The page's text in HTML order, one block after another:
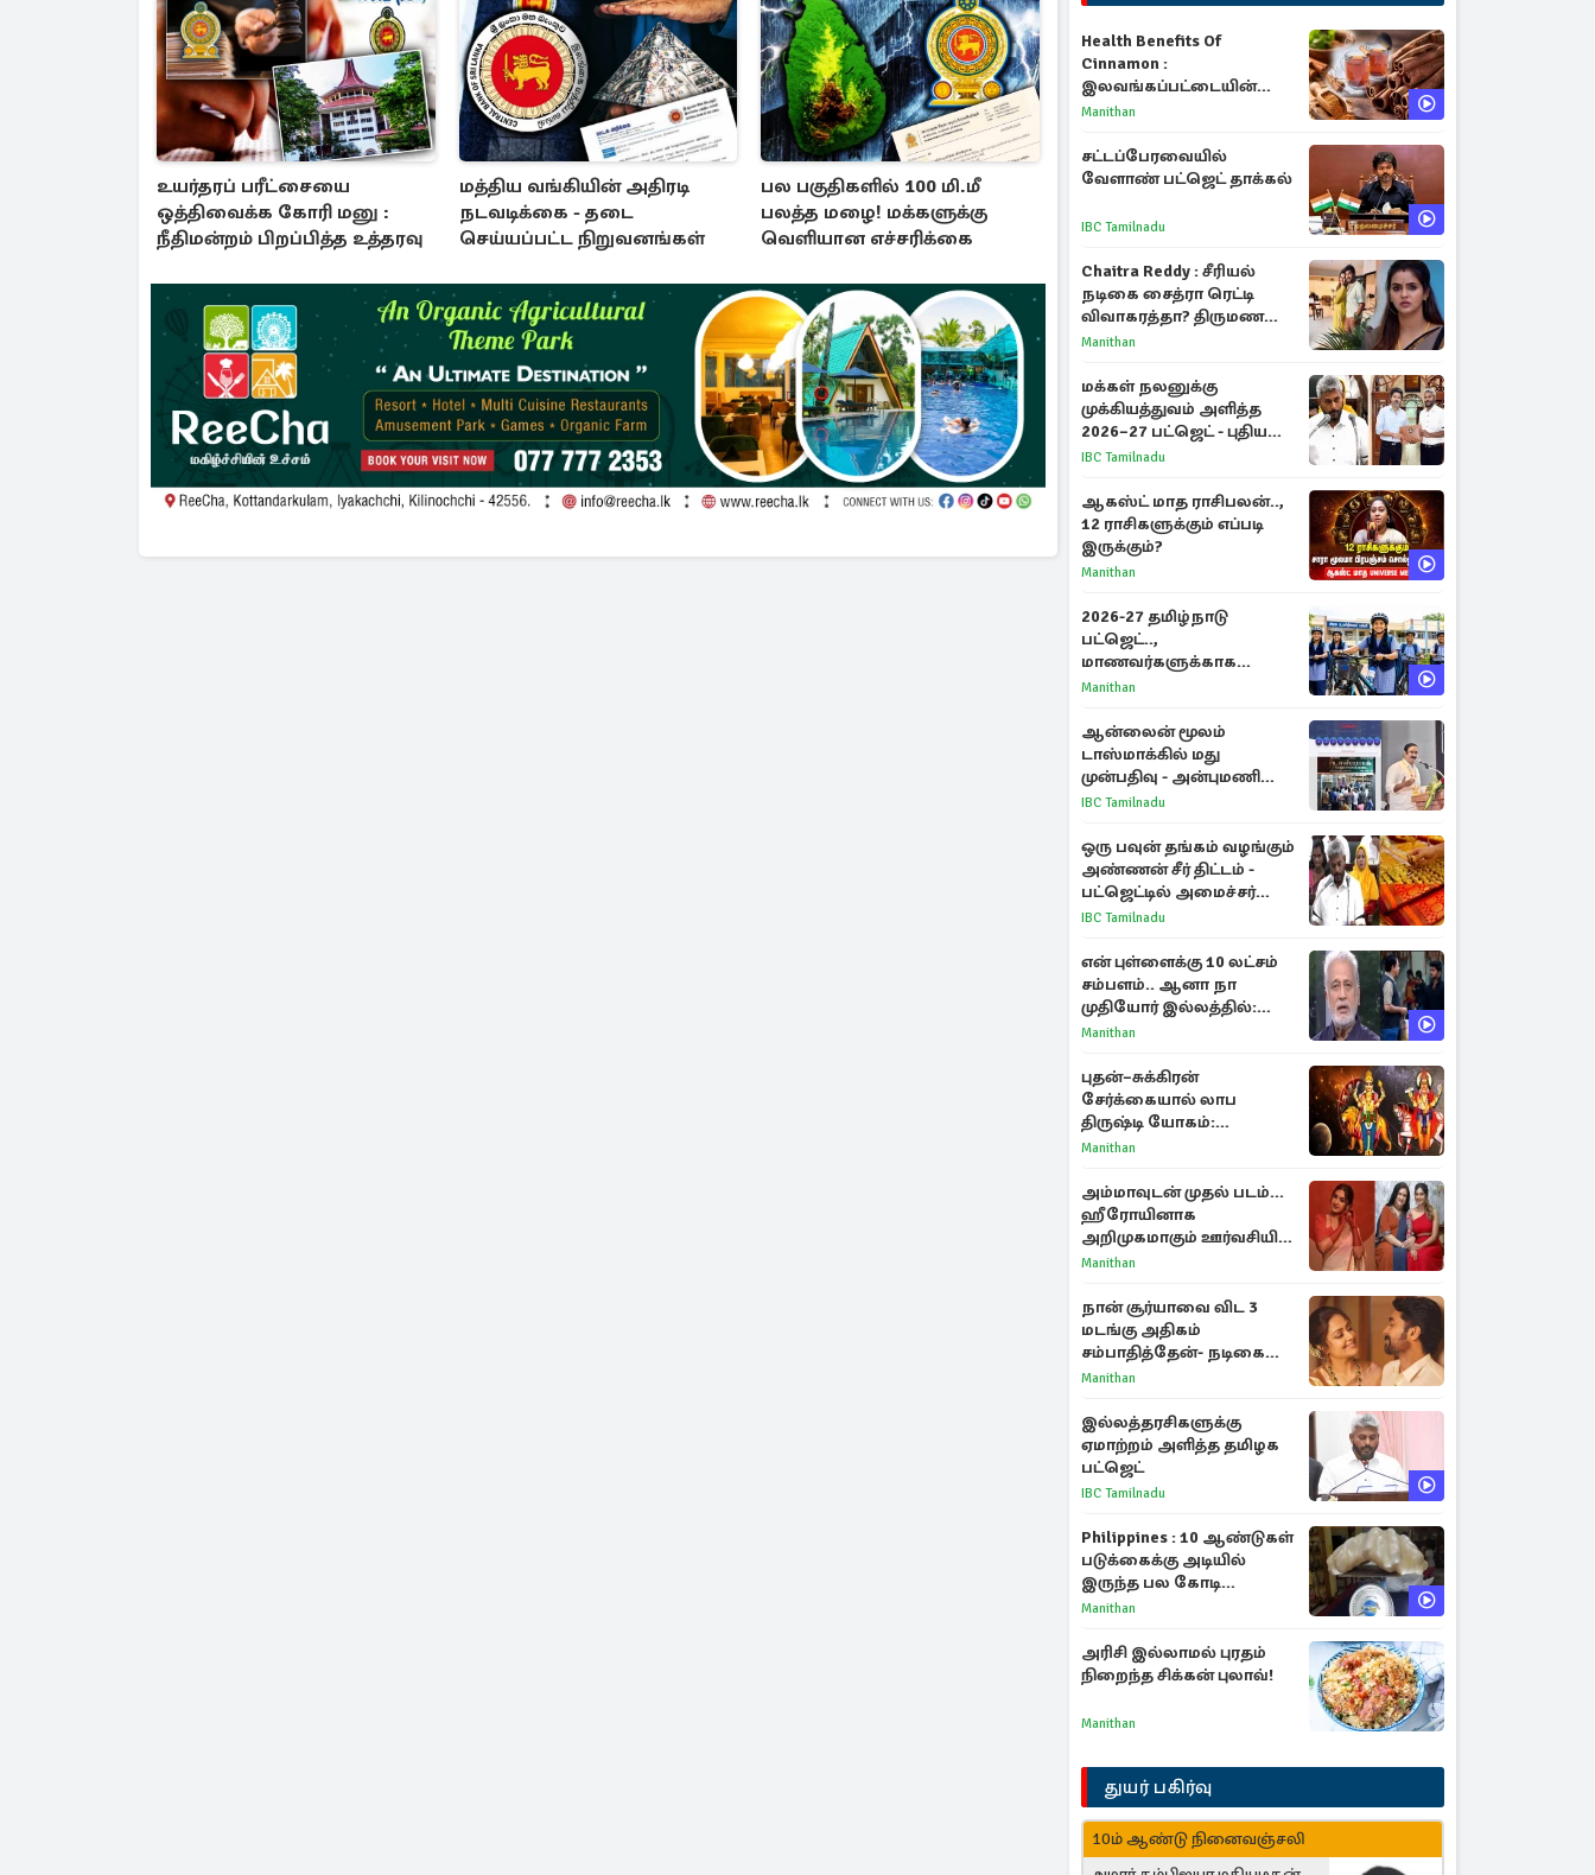
உயர்தரப் பரீட்சையை
ஒத்திவைக்க கோரி மனு :
நீதிமன்றம் பிறப்பித்த உத்தரவு
மத்திய வங்கியின் அதிரடி
நடவடிக்கை - தடை
செய்யப்பட்ட நிறுவனங்கள்
பல பகுதிகளில் 100 மி.மீ
பலத்த மழை! மக்களுக்கு
வெளியான எச்சரிக்கை
Health Benefits Of
Cinnamon :
இலவங்கப்பட்டையின்
மருத்துவ குணங்களும்
நன்மைகளும்!
Manithan
சட்டப்பேரவையில்
வேளாண் பட்ஜெட் தாக்கல்
IBC Tamilnadu
Chaitra Reddy : சீரியல்
நடிகை சைத்ரா ரெட்டி
விவாகரத்தா? திருமண
புகைப்படங்களை நீக்கம்
Manithan
மக்கள் நலனுக்கு
முக்கியத்துவம் அளித்த
2026–27 பட்ஜெட் - புதிய
நலத்திட்டங்கள்
IBC Tamilnadu
ஆகஸ்ட் மாத ராசிபலன்..,
12 ராசிகளுக்கும் எப்படி
இருக்கும்?
Manithan
2026-27 தமிழ்நாடு
பட்ஜெட்..,
மாணவர்களுக்காக
வெளியான முக்கிய
Manithan
ஆன்லைன் மூலம்
டாஸ்மாக்கில் மது
முன்பதிவு - அன்புமணி
ராமதாஸ் எதிர்ப்பு
IBC Tamilnadu
ஒரு பவுன் தங்கம் வழங்கும்
அண்ணன் சீர் திட்டம் -
பட்ஜெட்டில் அமைச்சர்
மரிய வில்சன் அறிவிப்பு!
IBC Tamilnadu
என் புள்ளைக்கு 10 லட்சம்
சம்பளம்.. ஆனா நா
முதியோர் இல்லத்தில்:
நடிகரின் கண்ணீர் பேட்டி
Manithan
புதன்–சுக்கிரன்
சேர்க்கையால் லாப
திருஷ்டி யோகம்:
அதிர்ஷ்டம் பெறும் டாப் 3
Manithan
அம்மாவுடன் முதல் படம்...
ஹீரோயினாக
அறிமுகமாகும் ஊர்வசியின்
மகள் தேஜலட்சுமி!
Manithan
நான் சூர்யாவை விட 3
மடங்கு அதிகம்
சம்பாதித்தேன்- நடிகை
ஜோதிகா
Manithan
இல்லத்தரசிகளுக்கு
ஏமாற்றம் அளித்த தமிழக
பட்ஜெட்
IBC Tamilnadu
Philippines : 10 ஆண்டுகள்
படுக்கைக்கு அடியில்
இருந்த பல கோடி
மதிப்புள்ள அரிய முத்து!
Manithan
அரிசி இல்லாமல் புரதம்
நிறைந்த சிக்கன் புலாவ்!
Manithan
துயர் பகிர்வு
10ம் ஆண்டு நினைவஞ்சலி